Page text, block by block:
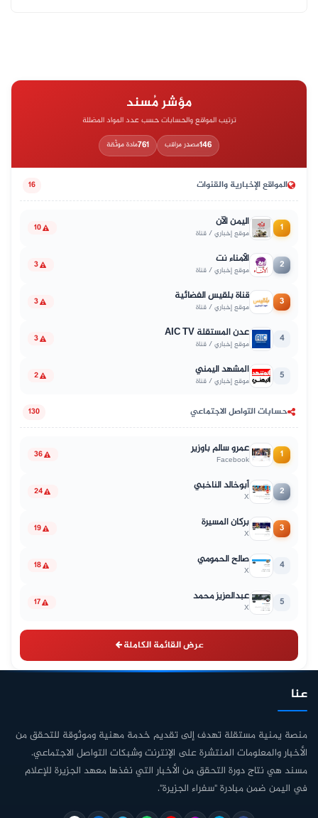
مؤشر مُسند
ترتيب المواقع والحسابات حسب عدد المواد المضللة
146مصدر مراقب 761مادة موثّقة
المواقع الإخبارية والقنوات 16
1 اليمن الآن
موقع إخباري / قناة 10
2 الأمناء نت
موقع إخباري / قناة 3
3 قناة بلقيس الفضائية
موقع إخباري / قناة 3
4 عدن المستقلة AIC TV
موقع إخباري / قناة 3
5 المشهد اليمني
موقع إخباري / قناة 2
حسابات التواصل الاجتماعي 130
1 عمرو سالم باوزير
Facebook
36
2 أبوخالد الناخبي
X
24
3 بركان المسيرة
X
19
4 صالح الحمومي
X
18
5 عبدالعزيز محمد
X
17
عرض القائمة الكاملة
عنا
منصة يمنية مستقلة تهدف إلى تقديم خدمة مهنية وموثوقة للتحقق من
الأخبار والمعلومات المنتشرة على الإنترنت وشبكات التواصل الاجتماعي.
مسند هي نتاج دورة التحقق من الأخبار التي نفذها معهد الجزيرة للإعلام
في اليمن ضمن مبادرة "سفراء الجزيرة".